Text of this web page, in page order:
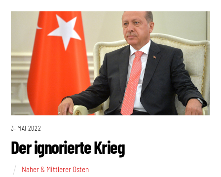
3. MAI 2022
Der ignorierte Krieg
Naher & Mittlerer Osten